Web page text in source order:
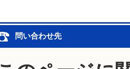
問い合わせ先